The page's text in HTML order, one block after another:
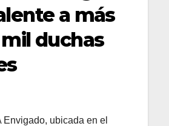
a más
duchas
Envigado, ubicada en el